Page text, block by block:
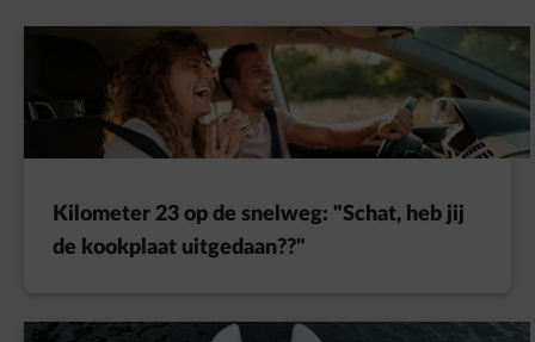
Kilometer 23 op de snelweg: "Schat, heb jij
de kookplaat uitgedaan??"